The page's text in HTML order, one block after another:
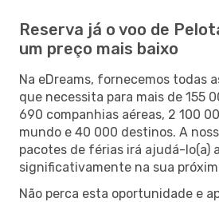
Reserva já o voo de
um preço mais baixo
Na eDreams, fornecemos todas
que necessita para mais de 155
690 companhias aéreas, 2 100
mundo e 40 000 destinos. A
pacotes de férias irá ajudá-lo(a)
significativamente na sua
Não perca esta oportunidade e